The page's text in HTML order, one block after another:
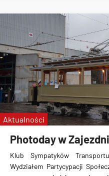
Photoday w
Klub Sympatyków
Wydziałem Partycypacji
Aktualności